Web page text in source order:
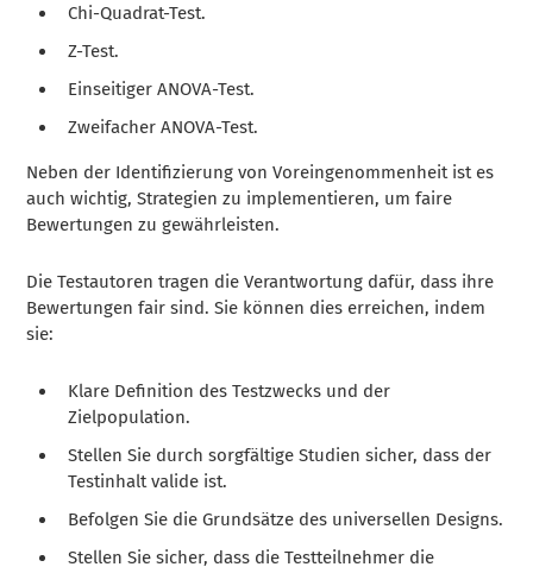
Chi-Quadrat-Test.
Z-Test.
Einseitiger ANOVA-Test.
Zweifacher ANOVA-Test.
Neben der Identifizierung von Voreingenommenheit ist es
auch wichtig, Strategien zu implementieren, um faire
Bewertungen zu gewährleisten.
Die Testautoren tragen die Verantwortung dafür, dass ihre
Bewertungen fair sind. Sie können dies erreichen, indem
sie:
Klare Definition des Testzwecks und der
Zielpopulation.
Stellen Sie durch sorgfältige Studien sicher, dass der
Testinhalt valide ist.
Befolgen Sie die Grundsätze des universellen Designs.
Stellen Sie sicher, dass die Testteilnehmer die